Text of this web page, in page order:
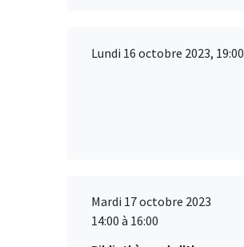
Lundi 16 octobre 2023, 19:00
Mardi 17 octobre 2023
14:00 à 16:00